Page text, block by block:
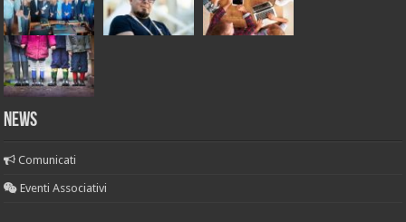
News
Comunicati
Eventi Associativi